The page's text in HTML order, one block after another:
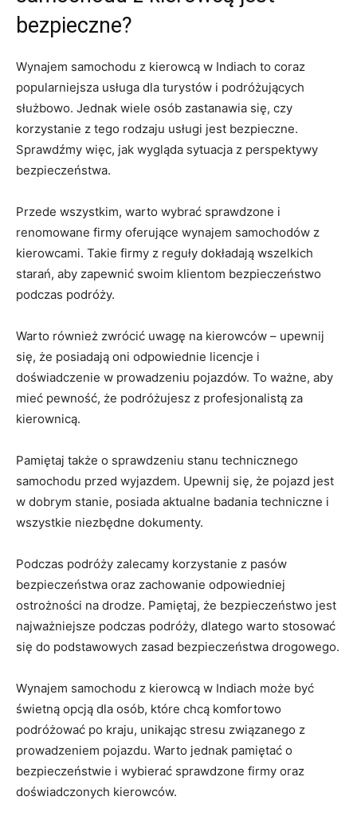
bezpieczne?
Wynajem‍ samochodu ⁣z kierowcą w ‌Indiach to coraz
popularniejsza usługa dla turystów i podróżujących
służbowo.⁢ Jednak wiele osób zastanawia się, ⁢czy
korzystanie z‌ tego rodzaju usługi jest​ bezpieczne.
Sprawdźmy ⁤więc, jak wygląda sytuacja z perspektywy
bezpieczeństwa.
Przede wszystkim,‍ warto wybrać sprawdzone ⁢i
renomowane‍ firmy oferujące ​wynajem samochodów z
kierowcami. Takie firmy‌ z reguły ‌dokładają wszelkich
starań, aby zapewnić swoim ‍klientom‍ bezpieczeństwo
podczas podróży.
Warto również zwrócić uwagę na kierowców – upewnij
się, że posiadają oni⁤ odpowiednie licencje ‍i
‌doświadczenie w ‍prowadzeniu pojazdów. ‌To ważne,⁣ aby
mieć ⁣pewność, że podróżujesz⁣ z profesjonalistą⁣ za
kierownicą.
Pamiętaj także o sprawdzeniu stanu technicznego
samochodu przed wyjazdem. Upewnij się, że pojazd jest
w​ dobrym ⁢stanie,⁢ posiada aktualne badania techniczne ​i
wszystkie niezbędne ​dokumenty.
Podczas podróży zalecamy korzystanie‌ z pasów
bezpieczeństwa oraz⁤ zachowanie odpowiedniej
ostrożności na drodze. Pamiętaj, że bezpieczeństwo jest
⁣najważniejsze podczas ‍podróży, dlatego warto stosować
⁤się do podstawowych​ zasad ⁤bezpieczeństwa drogowego.
Wynajem samochodu z⁢ kierowcą w Indiach ​może być​
świetną opcją dla‌ osób, które‍ chcą komfortowo
podróżować ⁢po kraju, unikając stresu związanego z
‍prowadzeniem pojazdu.⁤ Warto ⁣jednak pamiętać o
⁣bezpieczeństwie i wybierać sprawdzone firmy oraz
doświadczonych kierowców.